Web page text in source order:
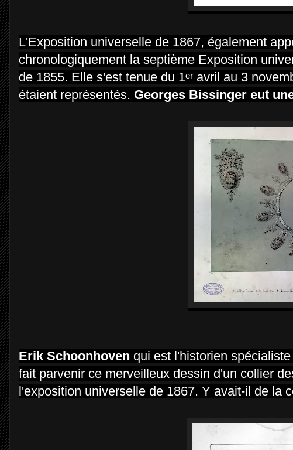
L'Exposition universelle de 1867, également
chronologiquement la septième Exposition
de 1855. Elle s'est tenue du 1ᵉʳ avril au 3
étaient représentés. Georges Bissinger eut
Erik Schoonhoven qui est l'historien
fait parvenir ce merveilleux dessin d'un collier
l'exposition universelle de 1867. Y avait-il de la